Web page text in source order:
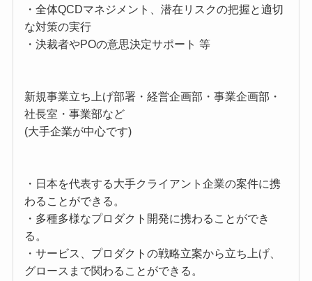
・全体QCDマネジメント、潜在リスクの把握と適切
な対策の実行
・決裁者やPOの意思決定サポート 等
新規事業立ち上げ部署・経営企画部・事業企画部・
社長室・事業部など
(大手企業が中心です)
・日本を代表する大手クライアント企業の案件に携
わることができる。
・多種多様なプロダクト開発に携わることができ
る。
・サービス、プロダクトの戦略立案から立ち上げ、
グロースまで関わることができる。